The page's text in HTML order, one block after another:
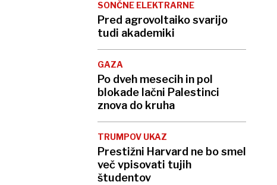
SONČNE ELEKTRARNE
Pred agrovoltaiko svarijo
tudi akademiki
GAZA
Po dveh mesecih in pol
blokade lačni Palestinci
znova do kruha
TRUMPOV UKAZ
Prestižni Harvard ne bo smel
več vpisovati tujih
študentov